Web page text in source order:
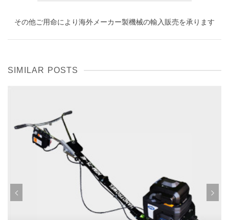
その他ご用命により海外メーカー製機械の輸入販売を承ります
SIMILAR POSTS